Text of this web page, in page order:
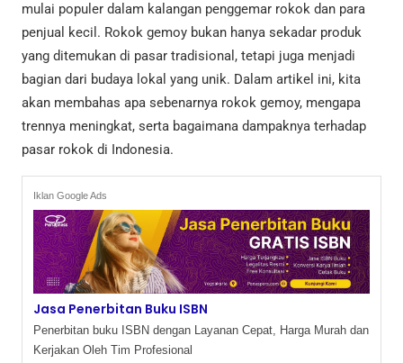
mulai populer dalam kalangan penggemar rokok dan para
penjual kecil. Rokok gemoy bukan hanya sekadar produk
yang ditemukan di pasar tradisional, tetapi juga menjadi
bagian dari budaya lokal yang unik. Dalam artikel ini, kita
akan membahas apa sebenarnya rokok gemoy, mengapa
trennya meningkat, serta bagaimana dampaknya terhadap
pasar rokok di Indonesia.
Iklan Google Ads
Jasa Penerbitan Buku ISBN
Penerbitan buku ISBN dengan Layanan Cepat, Harga Murah dan
Kerjakan Oleh Tim Profesional